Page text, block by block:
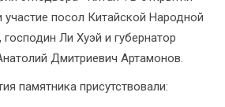
участие посол Китайской Народной
Ли Хуэй и губернатор
Дмитриевич Артамонов.
памятника присутствовали: